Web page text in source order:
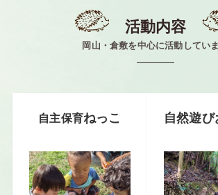
活動内容
岡山・倉敷を中心に活動してい
自主保育ねっこ 自然遊